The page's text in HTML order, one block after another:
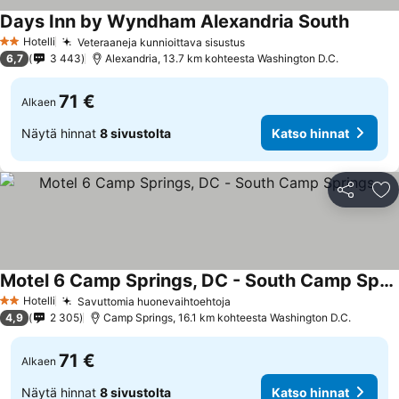
2 Tähtiluokitus
Hotelli Veteraaneja kunnioittava sisustusKatso hinnat
Days Inn by Wyndham Alexandria SouthKatso
6,7 3 443 Alexandria, 13.7 km kohteesta Washington D.C.
Alkaen 71 €
Näytä hinnat 8 sivustolta Katso hinnat
Jaa
2 Tähtiluokitus
Hotelli Savuttomia huonevaihtoehtoja
Motel 6 Camp Springs, DC - South Camp Springs
Katso hinnat
4,9 2 305 Camp Springs, 16.1 km kohteesta Washington D.C.
Alkaen 71 €
Näytä hinnat 8 sivustolta Katso hinnat